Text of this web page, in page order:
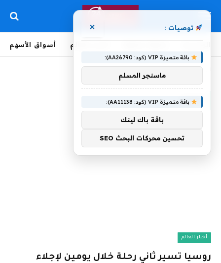
أخبار العالم أسواق الأسهم
تسير
أخبار العالم
روسيا تسير ثاني رحلة خلال يومين لإجلاء
توصيات : ×
باقة متميزة VIP (كود: AA26790):
ماسنجر المسلم
باقة متميزة VIP (كود: AA11138):
باقة باك لينك
تحسين محركات البحث SEO